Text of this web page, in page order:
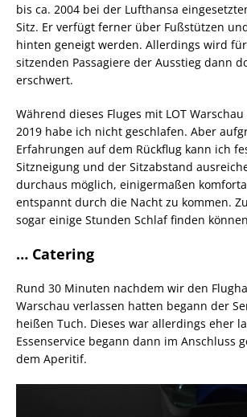
bis ca. 2004 bei der Lufthansa
Sitz. Er verfügt ferner über Fußstützen
hinten geneigt werden. Allerdings wird
sitzenden Passagiere der Ausstieg dann
erschwert.
Während dieses Fluges mit LOT
2019 habe ich nicht geschlafen. Aber
Erfahrungen auf dem Rückflug kann ich
Sitzneigung und der Sitzabstand
durchaus möglich, einigermaßen
entspannt durch die Nacht zu kommen.
sogar einige Stunden Schlaf finden
… Catering
Rund 30 Minuten nachdem wir den
Warschau verlassen hatten begann der
heißen Tuch. Dieses war allerdings eher
Essenservice begann dann im Anschluss
dem Aperitif.